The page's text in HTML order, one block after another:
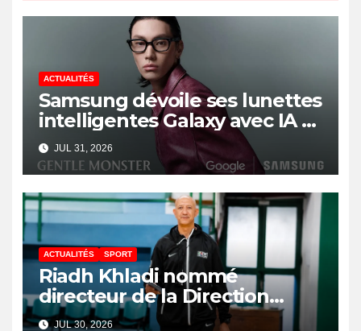
ACTUALITÉS
Samsung dévoile ses lunettes
intelligentes Galaxy avec IA et
Gemini
JUL 31, 2026
ACTUALITÉS SPORT
Riadh Khladi nommé
directeur de la Direction
Nationale de l’Arbitrage
JUL 30, 2026